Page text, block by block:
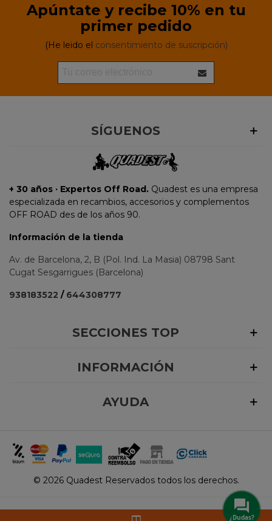
Apúntate y recibe 10% en tu
primer pedido
(He leido el consentimiento de suscripción)
SÍGUENOS
+ 30 años · Expertos Off Road. Quadest es una empresa
especializada en recambios, accesorios y complementos
OFF ROAD des de los años 90.
Información de la tienda
Av. de Barcelona, 2, B (Pol. Ind. La Masia) 08798 Sant
Cugat Sesgarrigues (Barcelona)
938183522 / 644308777
SECCIONES TOP
INFORMACIÓN
AYUDA
© 2026 Quadest Reservados todos los derechos.
¿Dudas?